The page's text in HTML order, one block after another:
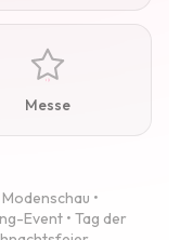
Messe
•
Event • Tag der